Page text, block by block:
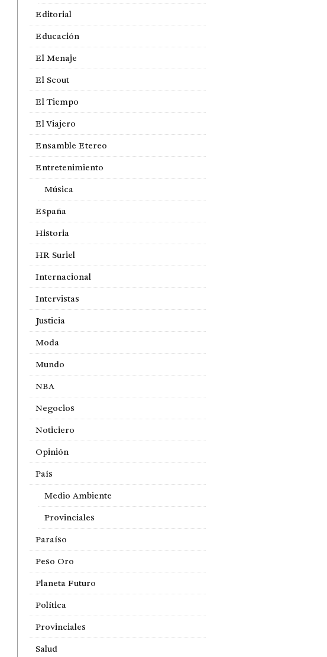
Editorial
Educación
El Menaje
El Scout
El Tiempo
El Viajero
Ensamble Etereo
Entretenimiento
Música
España
Historia
HR Suriel
Internacional
Intervistas
Justicia
Moda
Mundo
NBA
Negocios
Noticiero
Opinión
País
Medio Ambiente
Provinciales
Paraíso
Peso Oro
Planeta Futuro
Política
Provinciales
Salud